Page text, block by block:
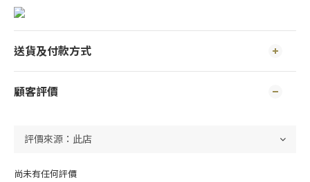
送貨及付款方式
顧客評價
尚未有任何評價